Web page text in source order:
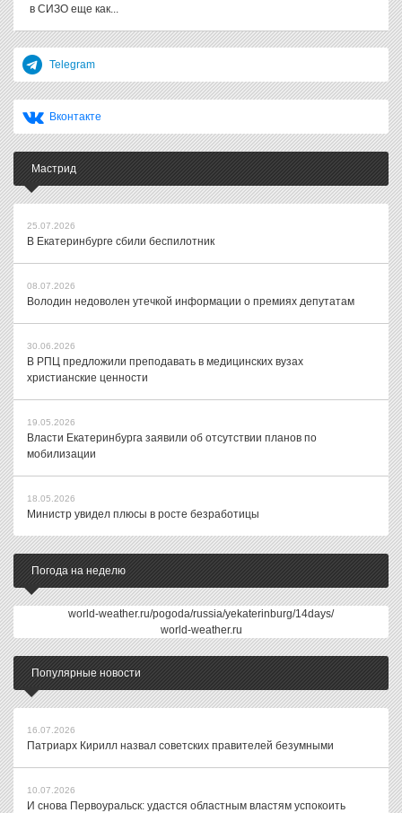
в СИЗО еще как...
Telegram
Вконтакте
Мастрид
25.07.2026
В Екатеринбурге сбили беспилотник
08.07.2026
Володин недоволен утечкой информации о премиях депутатам
30.06.2026
В РПЦ предложили преподавать в медицинских вузах
христианские ценности
19.05.2026
Власти Екатеринбурга заявили об отсутствии планов по
мобилизации
18.05.2026
Министр увидел плюсы в росте безработицы
Погода на неделю
world-weather.ru/pogoda/russia/yekaterinburg/14days/
world-weather.ru
Популярные новости
16.07.2026
Патриарх Кирилл назвал советских правителей безумными
10.07.2026
И снова Первоуральск: удастся областным властям успокоить